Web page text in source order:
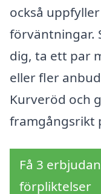
också
förväntningar.
dig, ta ett par
eller fler
Kurveröd och
framgångsrikt
Få 3
förpliktelser